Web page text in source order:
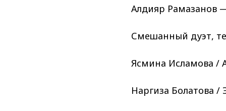
Алдияр Рамазанов
Смешанный дуэт,
Ясмина Исламова /
Наргиза Болатова